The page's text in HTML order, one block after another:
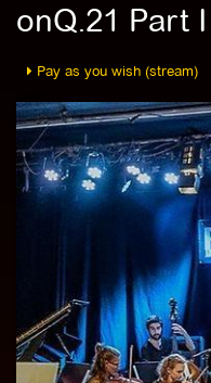
onQ.21 Part
Pay as you wish (stream)